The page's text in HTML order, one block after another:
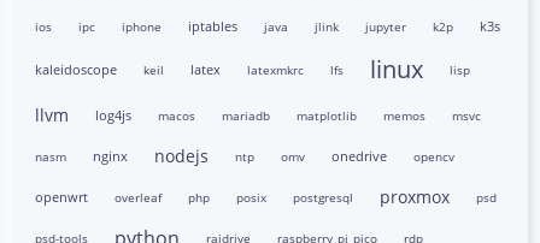
ios ipc iphone iptables java jlink jupyter k2p k3s
kaleidoscope keil latex latexmkrc lfs linux lisp
llvm log4js macos mariadb matplotlib memos msvc
nasm nginx nodejs ntp omv onedrive opencv
openwrt overleaf php posix postgresql proxmox psd
psd-tools raidrive raspberry_pi_pico rdp